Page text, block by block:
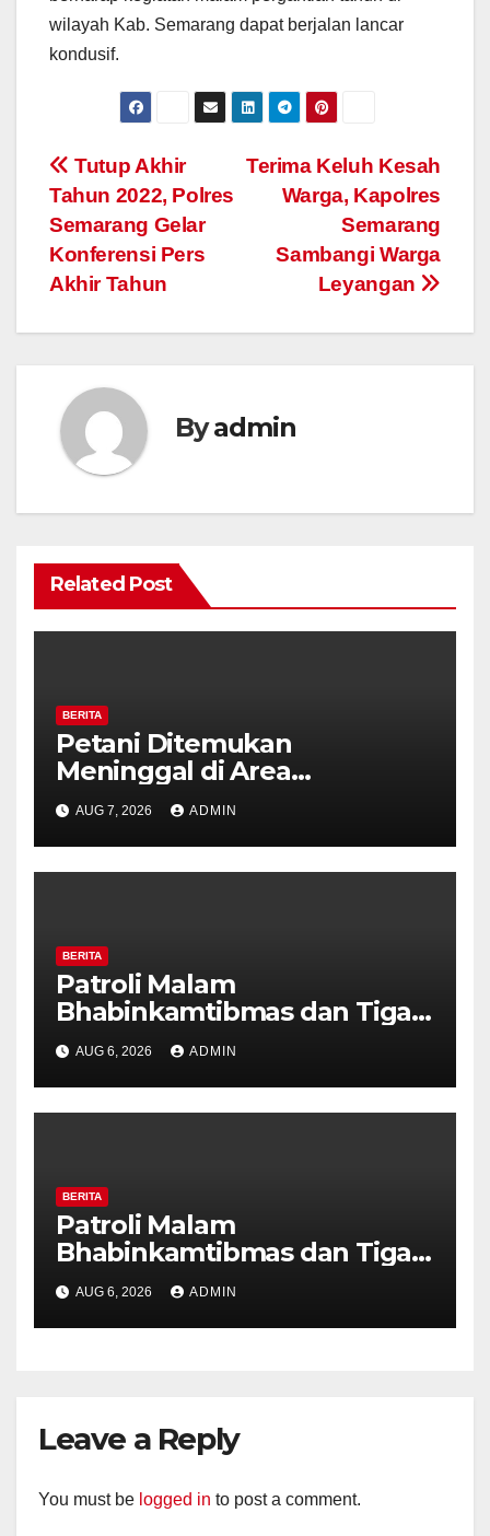
wilayah Kab. Semarang dapat berjalan lancar
kondusif.
Post
navigation
Terima Keluh Kesah
Warga, Kapolres
Semarang
Sambangi Warga
Leyangan
Tutup Akhir
Tahun 2022, Polres
Semarang Gelar
Konferensi Pers
Akhir Tahun
Byadmin
Related Post
BERITA
Petani Ditemukan
Meninggal di Area
Persawahan Kalibeji, Polisi
Pastikan Tidak Ada Tanda
Kekerasan
AUG 7, 2026 ADMIN
BERITA
Patroli Malam
Bhabinkamtibmas dan Tiga
Pilar Kelurahan Ungaran
Perkuat Kamtibmas, Warga
Diajak Aktifkan Ronda
AUG 6, 2026 ADMIN
BERITA
Patroli Malam
Bhabinkamtibmas dan Tiga
Pilar Kelurahan Ungaran
Perkuat Kamtibmas, Warga
Diajak Aktifkan Ronda
AUG 6, 2026 ADMIN
Leave a Reply
You must be logged in to post a comment.